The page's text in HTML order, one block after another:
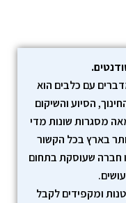
עם כלבים הוא
הסיוע והשיקום
מסגרות שונות מדי
בארץ בכל הקשור
חברה שעוסקת בתחום
ומקפידים לקבל